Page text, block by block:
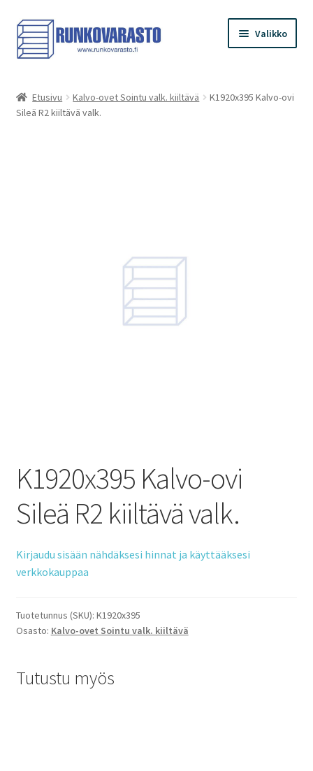
Siirry
navigointiin
Siirry
sisältöön
Valikko
Kauppa
Etusivu Kalvo-ovet Sointu valk. kiiltävä
K1920x395 Kalvo-ovi
Sileä R2 kiiltävä valk.
K1920x395 Kalvo-ovi
Sileä R2 kiiltävä valk.
Kirjaudu sisään nähdäksesi hinnat ja käyttääksesi
verkkokauppaa
Tuotetunnus (SKU): K1920x395
Osasto: Kalvo-ovet Sointu valk. kiiltävä
Tutustu myös